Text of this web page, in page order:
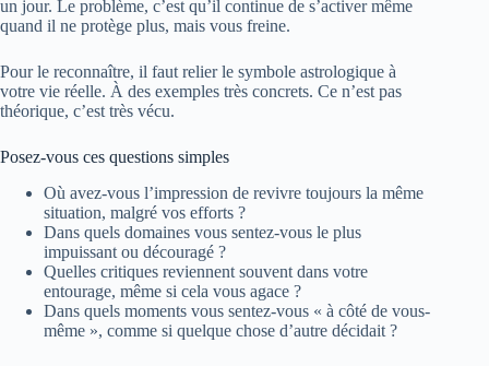
un jour. Le problème, c’est qu’il continue de s’activer même
quand il ne protège plus, mais vous freine.
Pour le reconnaître, il faut relier le symbole astrologique à
votre vie réelle. À des exemples très concrets. Ce n’est pas
théorique, c’est très vécu.
Posez-vous ces questions simples
Où avez-vous l’impression de revivre toujours la même
situation, malgré vos efforts ?
Dans quels domaines vous sentez-vous le plus
impuissant ou découragé ?
Quelles critiques reviennent souvent dans votre
entourage, même si cela vous agace ?
Dans quels moments vous sentez-vous « à côté de vous-
même », comme si quelque chose d’autre décidait ?